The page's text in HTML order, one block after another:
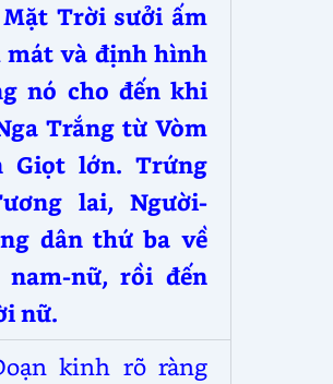
Trời sưởi ấm
mát và định hình
nó cho đến khi
Trắng từ Vòm
Giọt lớn. Trứng
lai, Người-
dân thứ ba về
nữ, rồi đến
nữ.
kinh rõ ràng